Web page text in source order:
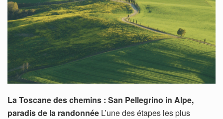
La Toscane des chemins : San Pellegrino in Alpe,
paradis de la randonnée L’une des étapes les plus